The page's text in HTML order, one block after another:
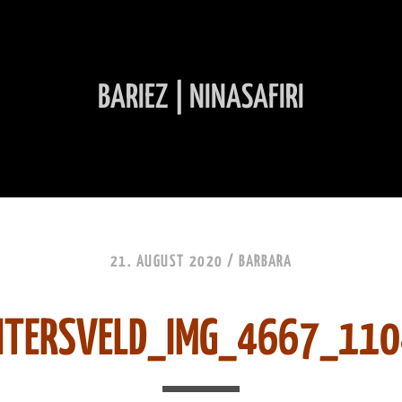
21. AUGUST 2020 / BARBARA
BARIEZ | NINASAFIRI